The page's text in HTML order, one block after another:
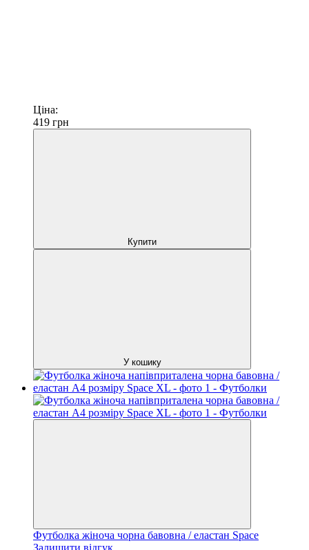
Ціна:
419 грн
Купити
У кошику
Футболка жіноча чорна бавовна / еластан Space
Залишити відгук